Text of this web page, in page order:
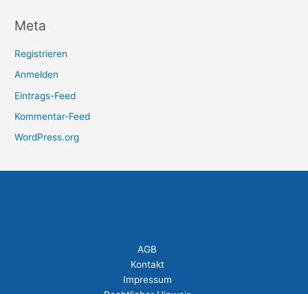
Meta
Registrieren
Anmelden
Eintrags-Feed
Kommentar-Feed
WordPress.org
AGB
Kontakt
Impressum